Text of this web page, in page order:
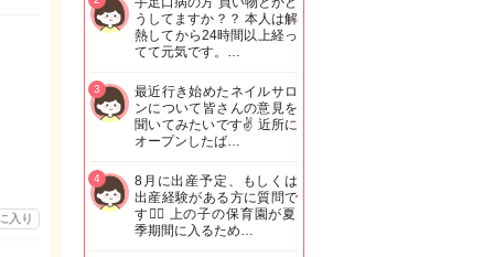
入り
うしてますか？？ 本人は解
熱してから24時間以上経っ
てて元気です。…
最近行き始めたネイルサロ
ンについて皆さんの意見を
聞いてみたいです✌️ 近所に
オープンしたば…
3
8月に出産予定、もしくは
出産経験がある方に質問で
す🙋‍♀️ 上の子の保育園が夏
季期間に入るため…
4